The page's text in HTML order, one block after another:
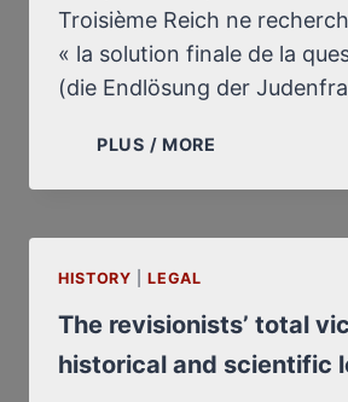
Troisième Reich ne
« la solution finale de la
(die Endlösung der
PLUS / MORE
À
LE
9
HISTORY |LEGAL
The revisionists’ total
historical and scientific